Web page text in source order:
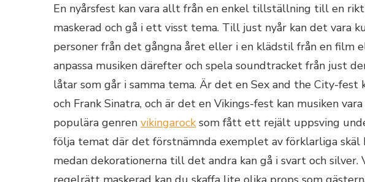
En nyårsfest kan vara allt från en enkel tillställning till en
maskerad och gå i ett visst tema. Till just nyår kan det vara
personer från det gångna året eller i en klädstil från en film
anpassa musiken därefter och spela soundtracket från just
låtar som går i samma tema. Är det en Sex and the City-fest
och Frank Sinatra, och är det en Vikings-fest kan musiken
populära genren vikingarock som fått ett rejält uppsving
följa temat där det förstnämnda exemplet av förklarliga
medan dekorationerna till det andra kan gå i svart och